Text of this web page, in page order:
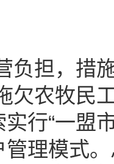
担，措
欠农牧民
行“一盟
管理模式